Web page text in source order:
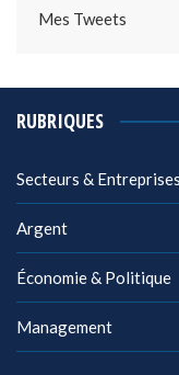
Mes Tweets
RUBRIQUES
Secteurs & Entreprises
Argent
Économie & Politique
Management